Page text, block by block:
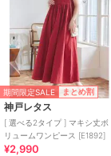
期間限定SALE まとめ割
神戸レタス
[ 選べる2タイプ ] マキシ丈ボ
リュームワンピース [E1892]
¥2,990